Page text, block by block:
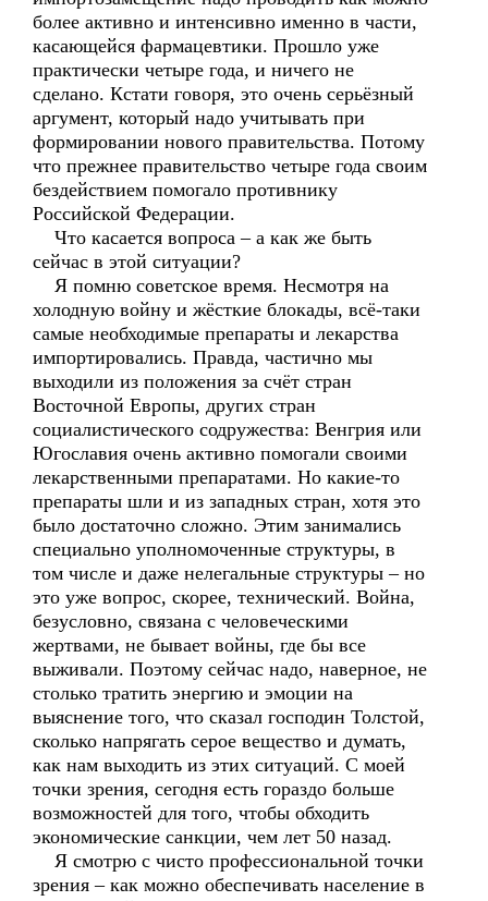
более активно и интенсивно именно в части,
касающейся фармацевтики. Прошло уже
практически четыре года, и ничего не
сделано. Кстати говоря, это очень серьёзный
аргумент, который надо учитывать при
формировании нового правительства. Потому
что прежнее правительство четыре года своим
бездействием помогало противнику
Российской Федерации.
Что касается вопроса – а как же быть
сейчас в этой ситуации?
Я помню советское время. Несмотря на
холодную войну и жёсткие блокады, всё-таки
самые необходимые препараты и лекарства
импортировались. Правда, частично мы
выходили из положения за счёт стран
Восточной Европы, других стран
социалистического содружества: Венгрия или
Югославия очень активно помогали своими
лекарственными препаратами. Но какие-то
препараты шли и из западных стран, хотя это
было достаточно сложно. Этим занимались
специально уполномоченные структуры, в
том числе и даже нелегальные структуры – но
это уже вопрос, скорее, технический. Война,
безусловно, связана с человеческими
жертвами, не бывает войны, где бы все
выживали. Поэтому сейчас надо, наверное, не
столько тратить энергию и эмоции на
выяснение того, что сказал господин Толстой,
сколько напрягать серое вещество и думать,
как нам выходить из этих ситуаций. С моей
точки зрения, сегодня есть гораздо больше
возможностей для того, чтобы обходить
экономические санкции, чем лет 50 назад.
Я смотрю с чисто профессиональной точки
зрения – как можно обеспечивать население в